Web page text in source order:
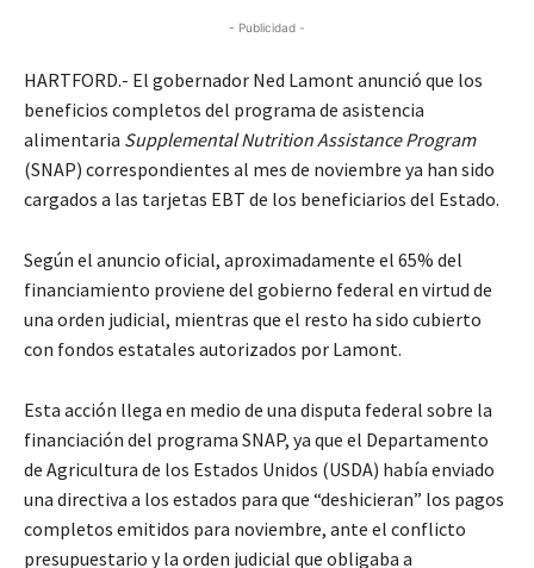
- Publicidad -
HARTFORD.- El gobernador Ned Lamont anunció que los
beneficios completos del programa de asistencia
alimentaria Supplemental Nutrition Assistance Program
(SNAP) correspondientes al mes de noviembre ya han sido
cargados a las tarjetas EBT de los beneficiarios del Estado.
Según el anuncio oficial, aproximadamente el 65% del
financiamiento proviene del gobierno federal en virtud de
una orden judicial, mientras que el resto ha sido cubierto
con fondos estatales autorizados por Lamont.
Esta acción llega en medio de una disputa federal sobre la
financiación del programa SNAP, ya que el Departamento
de Agricultura de los Estados Unidos (USDA) había enviado
una directiva a los estados para que “deshicieran” los pagos
completos emitidos para noviembre, ante el conflicto
presupuestario y la orden judicial que obligaba a